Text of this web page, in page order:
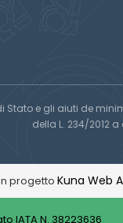
e gli aiuti de
della L. 234/2012
progetto Kuna Web
IATA N. 38223636